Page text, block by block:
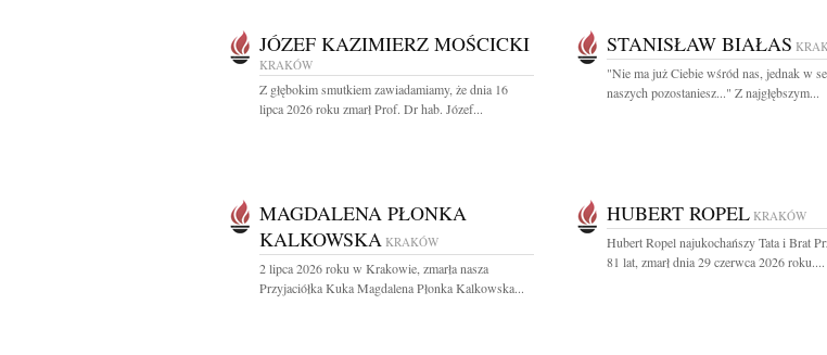
JÓZEF KAZIMIERZ MOŚCICKI
KRAKÓW
Z głębokim smutkiem zawiadamiamy, że dnia 16
lipca 2026 roku zmarł Prof. Dr hab. Józef...
STANISŁAW BIAŁAS
"Nie ma już Ciebie wśród nas, jednak w
naszych pozostaniesz..." Z najgłębszym...
MAGDALENA PŁONKA
KALKOWSKA KRAKÓW
2 lipca 2026 roku w Krakowie, zmarła nasza
Przyjaciółka Kuka Magdalena Płonka Kalkowska...
HUBERT ROPEL KRAKÓW
Hubert Ropel najukochańszy Tata i Brat
81 lat, zmarł dnia 29 czerwca 2026 roku....